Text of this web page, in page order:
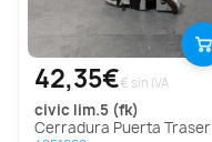
42,35€€ sin IVA
civic lim.5 (fk)
Cerradura Puerta Trasera Derecha para Honda Civic Lim.5 (Fk)